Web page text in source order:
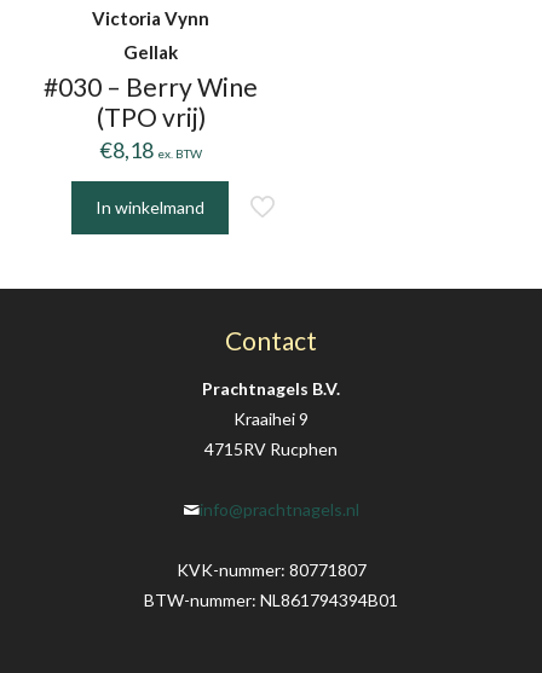
Victoria Vynn
Gellak
#030 – Berry Wine
(TPO vrij)
€8,18 ex. BTW
In winkelmand
Contact
Prachtnagels B.V.
Kraaihei 9
4715RV Rucphen
info@prachtnagels.nl
KVK-nummer: 80771807
BTW-nummer: NL861794394B01